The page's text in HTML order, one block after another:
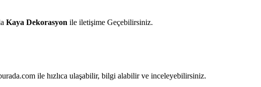
Kaya Dekorasyon ile iletişime Geçebilirsiniz.
ile hızlıca ulaşabilir, bilgi alabilir ve inceleyebilirsiniz.